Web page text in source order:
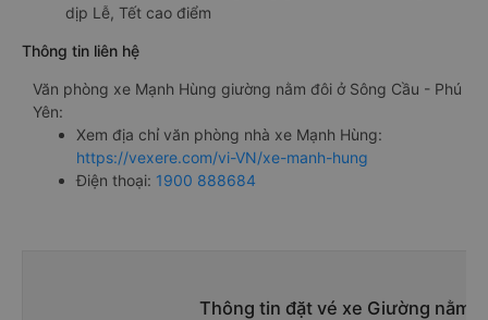
dịp Lễ, Tết cao điểm
Thông tin liên hệ
Văn phòng xe Mạnh Hùng giường nằm đôi ở Sông Cầu - Phú
Yên:
Xem địa chỉ văn phòng nhà xe Mạnh Hùng:
https://vexere.com/vi-VN/xe-manh-hung
Điện thoại: 1900 888684
Thông tin đặt vé xe Giường nằm